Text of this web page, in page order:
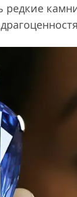
редкие